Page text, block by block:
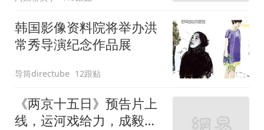
韩国影像资料院将举办洪
常秀导演纪念作品展
导筒directube 12跟贴
《两京十五日》预告片上
线，运河戏给力，成毅演